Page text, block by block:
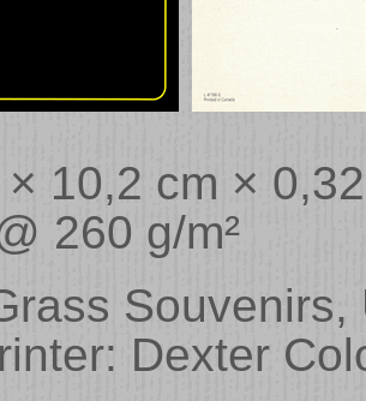
× 10,2 cm ×
260 g/m²
Souvenirs,
Dexter